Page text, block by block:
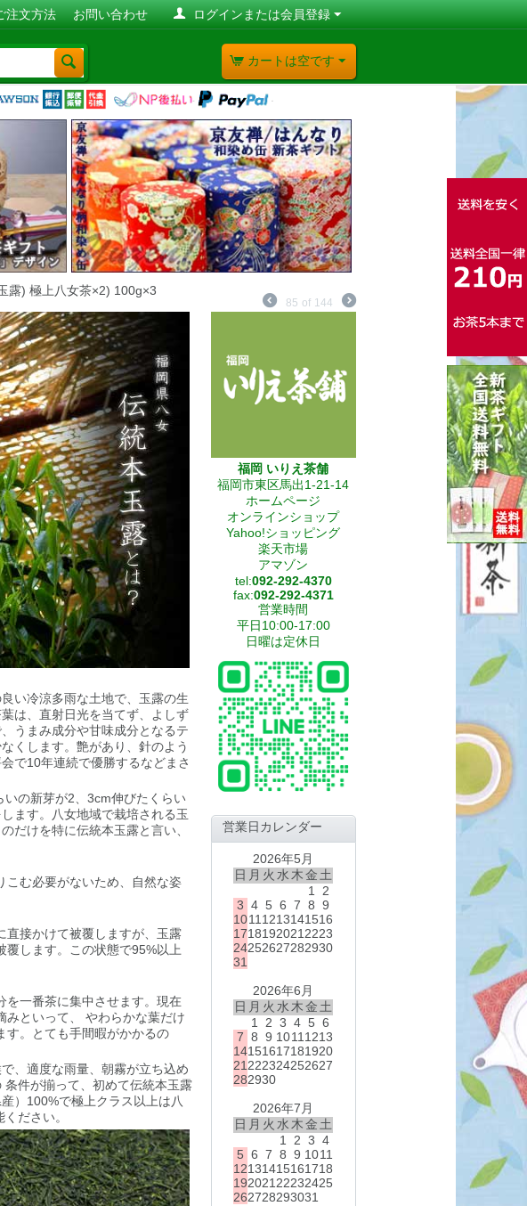
ログインまたは会員登録
注文方法 お問い合わせ
カートは空です
露) 極上八女茶×2) 100g×3
85 of 144
い冷涼多雨な土地で、玉露の生
は、直射日光を当てず、よしず
うまみ成分や甘味成分となるテ
くします。艶があり、針のよう
で10年連続で優勝するなどまさ
の新芽が2、3cm伸びたくらい
ます。八女地域で栽培される玉
だけを特に伝統本玉露と言い、
こむ必要がないため、自然な姿
直接かけて被覆しますが、玉露
覆します。この状態で95%以上
を一番茶に集中させます。現在
みといって、 やわらかな葉だけ
す。とても手間暇がかかるの
、適度な雨量、朝霧が立ち込め
件が揃って、初めて伝統本玉露
）100%で極上クラス以上は八
ださい。
福岡 いりえ茶舗
福岡市東区馬出1-21-14
ホームページ
オンラインショップ
Yahoo!ショッピング
楽天市場
アマゾン
tel:092-292-4370
fax:092-292-4371
営業時間
平日10:00-17:00
日曜は定休日
営業日カレンダー
2026年5月
日 月 火 水 木 金 土
1
2
3 4 5 6 7 8 9
1011 1213141516
1718192021 2223
24252627282930
31
2026年6月
日 月 火 水 木 金 土
1
2 3 4 5 6
7 8 9 1011 1213
14151617181920
21 222324252627
282930
2026年7月
日 月 火 水 木 金 土
1
2 3 4
5 6 7 8 9 1011
12131415161718
192021 22232425
262728293031